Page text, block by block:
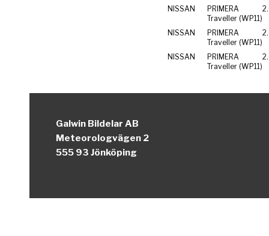
NISSAN
PRIMERA
Traveller (WP11)
NISSAN
PRIMERA
Traveller (WP11)
NISSAN
PRIMERA
Traveller (WP11)
Galwin Bildelar AB
Meteorologvägen 2
555 93 Jönköping